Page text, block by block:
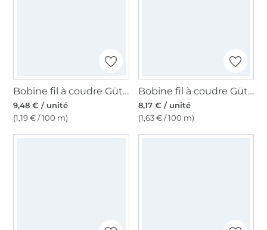
Bobine fil à coudre Gütermann 800m coton C NE 50, (5201) noir
9,48 € / unité
(1,19 € / 100 m)
Bobine fil à coudre Gütermann 500m polyester, (000) noir
8,17 € / unité
(1,63 € / 100 m)